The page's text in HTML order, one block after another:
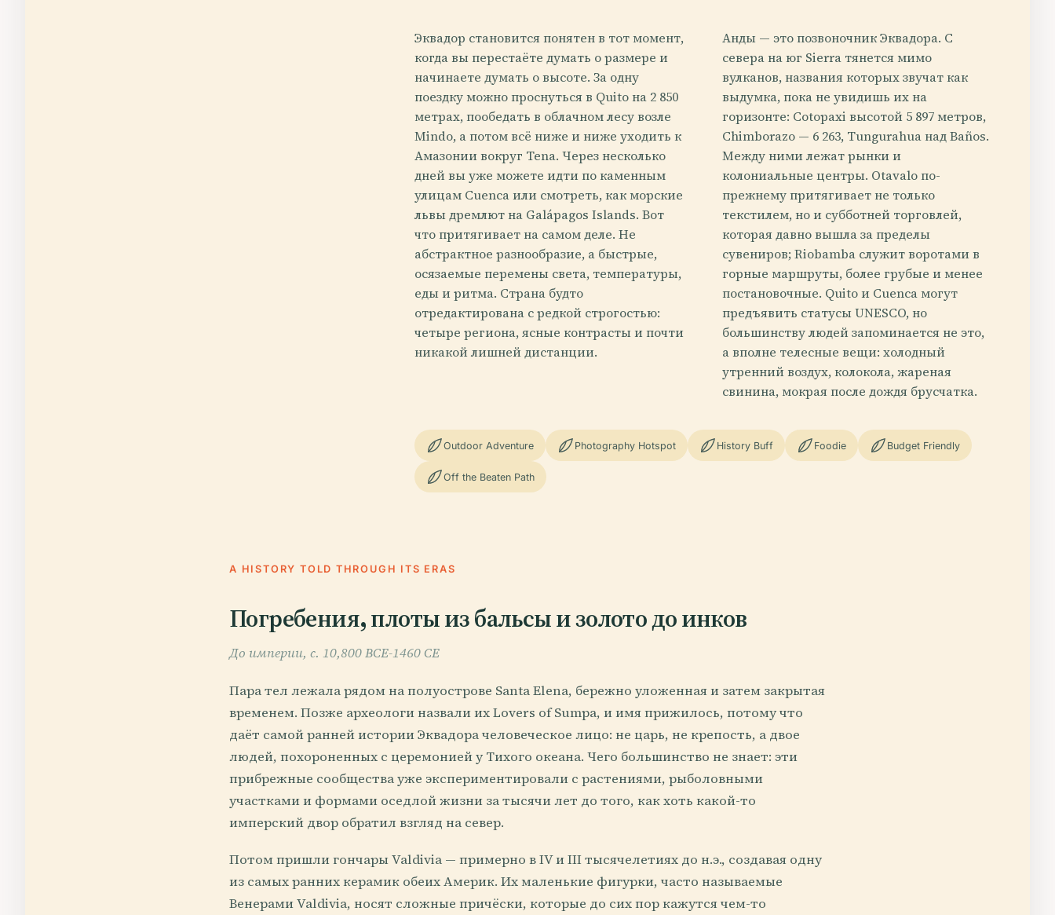
Эквадор становится понятен в тот момент,
когда вы перестаёте думать о размере и
начинаете думать о высоте. За одну
поездку можно проснуться в Quito на 2 850
метрах, пообедать в облачном лесу возле
Mindo, а потом всё ниже и ниже уходить к
Амазонии вокруг Tena. Через несколько
дней вы уже можете идти по каменным
улицам Cuenca или смотреть, как морские
львы дремлют на Galápagos Islands. Вот
что притягивает на самом деле. Не
абстрактное разнообразие, а быстрые,
осязаемые перемены света, температуры,
еды и ритма. Страна будто
отредактирована с редкой строгостью:
четыре региона, ясные контрасты и почти
никакой лишней дистанции.
Анды — это позвоночник Эквадора. С
севера на юг Sierra тянется мимо
вулканов, названия которых звучат как
выдумка, пока не увидишь их на
горизонте: Cotopaxi высотой 5 897 метров,
Chimborazo — 6 263, Tungurahua над Baños.
Между ними лежат рынки и
колониальные центры. Otavalo по-
прежнему притягивает не только
текстилем, но и субботней торговлей,
которая давно вышла за пределы
сувениров; Riobamba служит воротами в
горные маршруты, более грубые и менее
постановочные. Quito и Cuenca могут
предъявить статусы UNESCO, но
большинству людей запоминается не это,
а вполне телесные вещи: холодный
утренний воздух, колокола, жареная
свинина, мокрая после дождя брусчатка.
Outdoor Adventure Photography Hotspot History Buff Foodie Budget Friendly
Off the Beaten Path
A HISTORY TOLD THROUGH ITS ERAS
Погребения, плоты из бальсы и золото до инков
До империи, c. 10,800 BCE-1460 CE
Пара тел лежала рядом на полуострове Santa Elena, бережно уложенная и затем закрытая
временем. Позже археологи назвали их Lovers of Sumpa, и имя прижилось, потому что
даёт самой ранней истории Эквадора человеческое лицо: не царь, не крепость, а двое
людей, похороненных с церемонией у Тихого океана. Чего большинство не знает: эти
прибрежные сообщества уже экспериментировали с растениями, рыболовными
участками и формами оседлой жизни за тысячи лет до того, как хоть какой-то
имперский двор обратил взгляд на север.
Потом пришли гончары Valdivia — примерно в IV и III тысячелетиях до н.э., создавая одну
из самых ранних керамик обеих Америк. Их маленькие фигурки, часто называемые
Венерами Valdivia, носят сложные причёски, которые до сих пор кажутся чем-то